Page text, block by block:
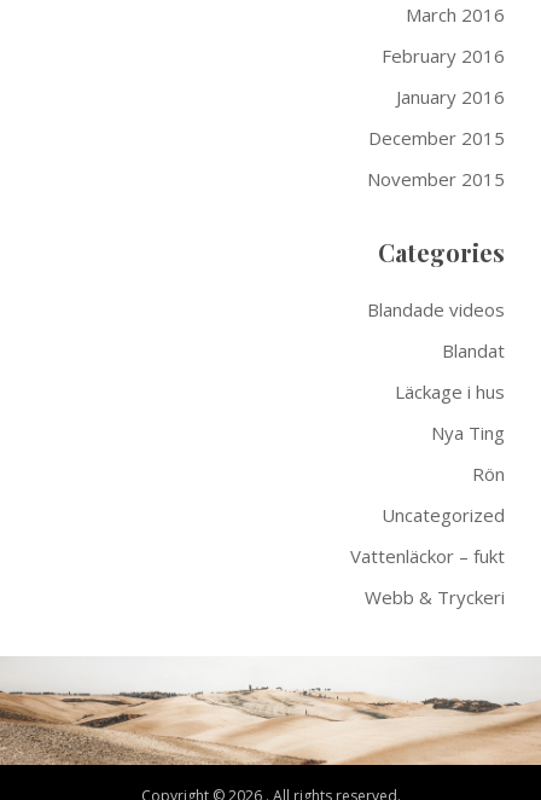
March 2016
February 2016
January 2016
December 2015
November 2015
Categories
Blandade videos
Blandat
Läckage i hus
Nya Ting
Rön
Uncategorized
Vattenläckor – fukt
Webb & Tryckeri
Copyright © 2026 . All rights reserved.